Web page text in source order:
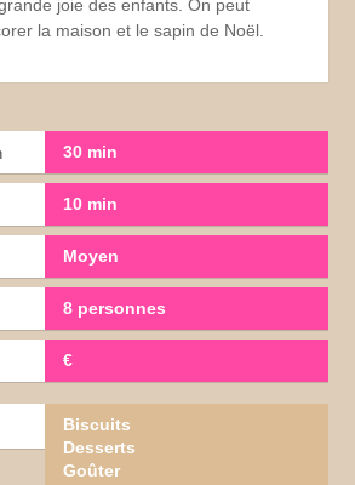
joie des enfants. On peut
la maison et le sapin de Noël.
30 min
10 min
Moyen
8 personnes
€
Biscuits
Desserts
Goûter